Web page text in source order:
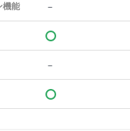
機能 －
－